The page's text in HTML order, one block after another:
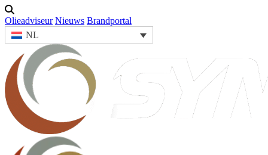
Olieadviseur Nieuws Brandportal
NL